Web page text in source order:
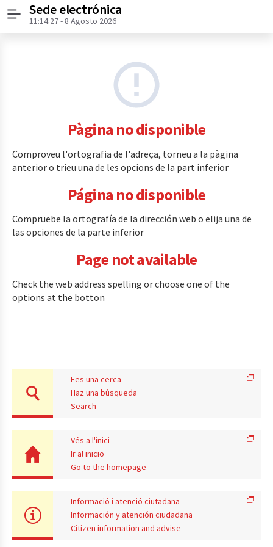
Menú
Sede electrónica
11:14:27- 8 Agosto 2026
Pàgina no disponible
Comproveu l'ortografia de l'adreça, torneu a la pàgina
anterior o trieu una de les opcions de la part inferior
Página no disponible
Compruebe la ortografía de la dirección web o elija una de
las opciones de la parte inferior
Page not available
Check the web address spelling or choose one of the
options at the botton
Fes una cerca
Haz una búsqueda
Search
Vés a l'inici
Ir al inicio
Go to the homepage
Informació i atenció ciutadana
Información y atención ciudadana
Citizen information and advise